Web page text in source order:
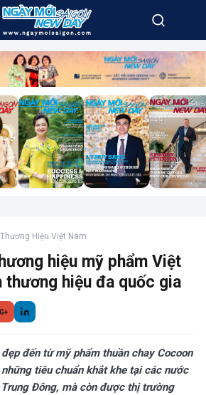
Thương Hiệu Việt Nam
hiệu mỹ phẩm Việt
thương hiệu đa quốc gia
G+
đến từ mỹ phẩm thuần chay Cocoon
tiêu chuẩn khắt khe tại các nước
Đông, mà còn được thị trường